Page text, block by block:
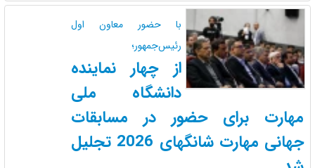
با حضور معاون اول
رئیس‌جمهور؛
از چهار نماینده
دانشگاه ملی
مهارت برای حضور در مسابقات
جهانی مهارت شانگهای 2026 تجلیل